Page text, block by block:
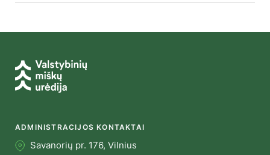
ADMINISTRACIJOS KONTAKTAI
Savanorių pr. 176, Vilnius